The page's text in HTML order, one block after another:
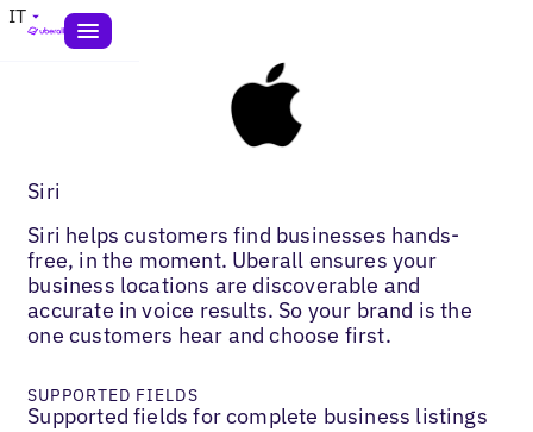
IT
Siri
Siri helps customers find businesses hands-
free, in the moment. Uberall ensures your
business locations are discoverable and
accurate in voice results. So your brand is the
one customers hear and choose first.
SUPPORTED FIELDS
Supported fields for complete business listings